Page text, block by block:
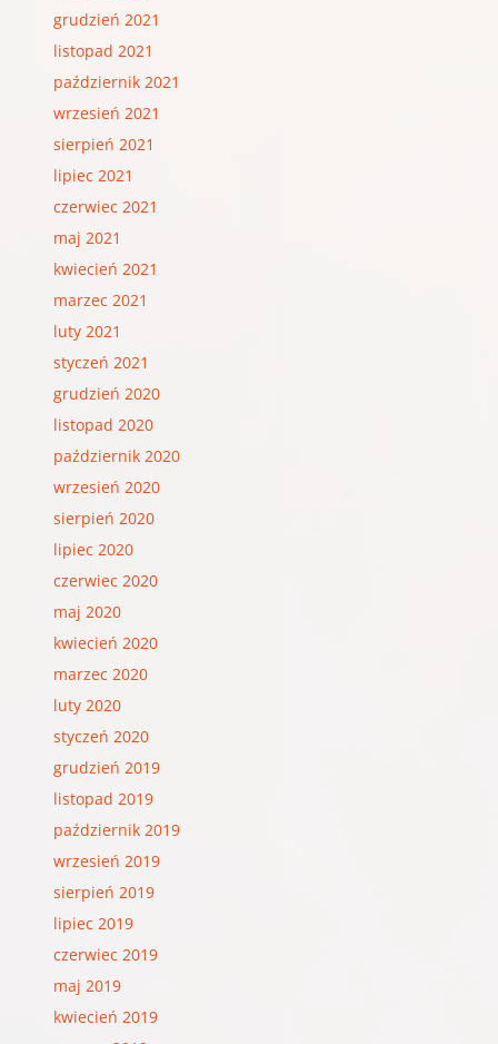
grudzień 2021
listopad 2021
październik 2021
wrzesień 2021
sierpień 2021
lipiec 2021
czerwiec 2021
maj 2021
kwiecień 2021
marzec 2021
luty 2021
styczeń 2021
grudzień 2020
listopad 2020
październik 2020
wrzesień 2020
sierpień 2020
lipiec 2020
czerwiec 2020
maj 2020
kwiecień 2020
marzec 2020
luty 2020
styczeń 2020
grudzień 2019
listopad 2019
październik 2019
wrzesień 2019
sierpień 2019
lipiec 2019
czerwiec 2019
maj 2019
kwiecień 2019